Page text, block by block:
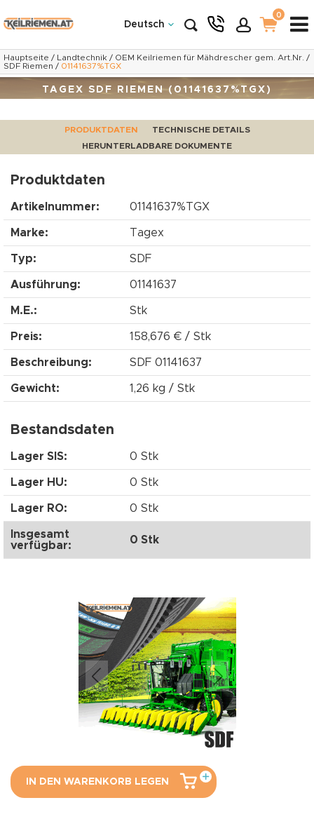
Deutsch
0
Hauptseite / Landtechnik / OEM Keilriemen für Mähdrescher gem. Art.Nr. /
SDF Riemen / 01141637%TGX
TAGEX SDF RIEMEN (01141637%TGX)
PRODUKTDATEN
TECHNISCHE DETAILS
HERUNTERLADBARE DOKUMENTE
Produktdaten
Artikelnummer: 01141637%TGX
Marke: Tagex
Typ: SDF
Ausführung: 01141637
M.E.: Stk
Preis: 158,676 € / Stk
Beschreibung: SDF 01141637
Gewicht: 1,26 kg / Stk
Bestandsdaten
Lager SIS: 0 Stk
Lager HU: 0 Stk
Lager RO: 0 Stk
Insgesamt
verfügbar:
0 Stk
IN DEN WARENKORB LEGEN